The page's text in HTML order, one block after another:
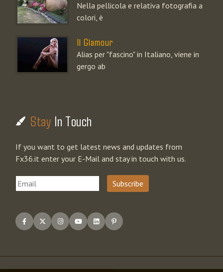
Nella pellicola e relativa fotografia a
colori, è
Il Glamour
Alias per "fascino" in Italiano, viene in
gergo ab
Stay In Touch
If you want to get latest news and updates from
Fx36.it enter your E-Mail and stay in touch with us.